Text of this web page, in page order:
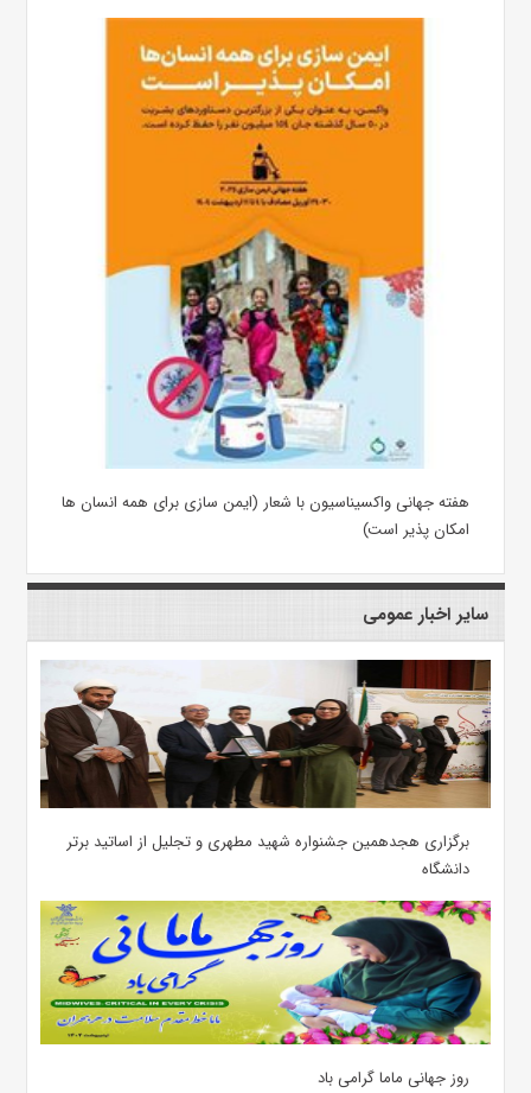
هفته جهانی واکسیناسیون با شعار (ایمن سازی برای همه انسان ها
امکان پذیر است)
سایر اخبار عمومی
برگزاری هجدهمین جشنواره شهید مطهری و تجلیل از اساتید برتر
دانشگاه
روز جهانی ماما گرامی باد